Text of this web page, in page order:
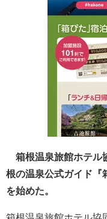
箱根温泉旅館ホテル
根の温泉公式ガイド『
を始めた。